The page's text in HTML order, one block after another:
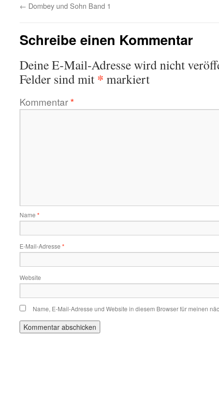
← Dombey und Sohn Band 1
Schreibe einen Kommentar
Deine E-Mail-Adresse wird nicht
Felder sind mit * markiert
Kommentar*
Name *
E-Mail-Adresse *
Website
Name, E-Mail-Adresse und Website in diesem Browser für meinen